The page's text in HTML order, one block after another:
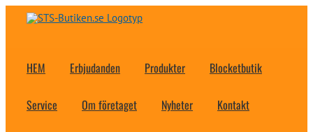
Fortsätt
HEM Erbjudanden Produkter Blocketbutik
Service Om företaget Nyheter Kontakt